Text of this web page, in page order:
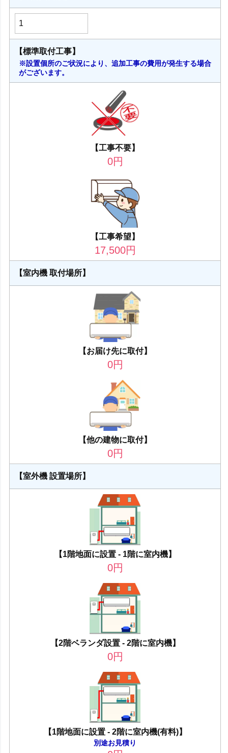
【標準取付工事】
※設置個所のご状況により、追加工事の費用が発生する場合
がございます。
【工事不要】
0円
【工事希望】
17,500円
【室内機 取付場所】
【お届け先に取付】
0円
【他の建物に取付】
0円
【室外機 設置場所】
【1階地面に設置 - 1階に室内機】
0円
【2階ベランダ設置 - 2階に室内機】
0円
【1階地面に設置 - 2階に室内機(有料)】
別途お見積り